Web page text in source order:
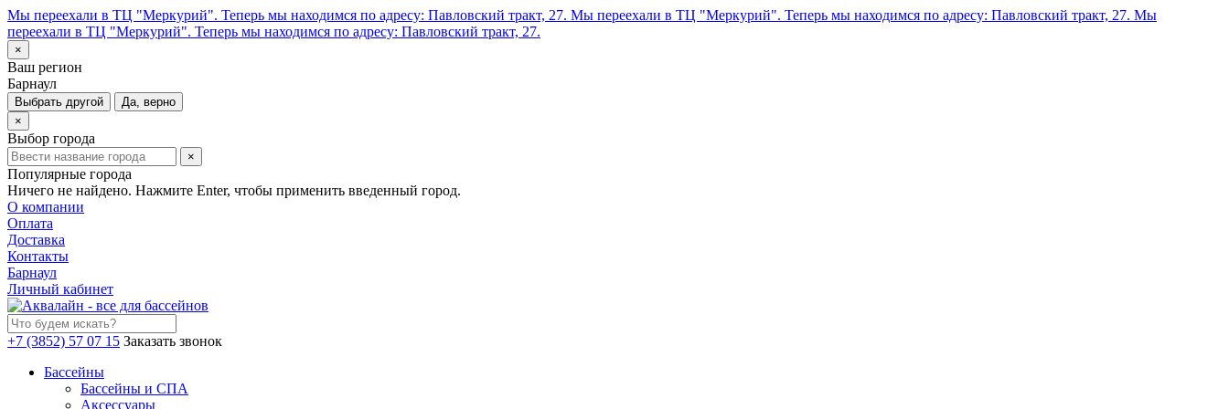
Мы переехали в ТЦ "Меркурий". Теперь мы находимся по адресу: Павловский тракт, 27. Мы переехали в ТЦ "Меркурий". Теперь мы находимся по адресу: Павловский тракт, 27. Мы
переехали в ТЦ "Меркурий". Теперь мы находимся по адресу: Павловский тракт, 27.
×
Ваш регион
Барнаул
Выбрать другой
Да, верно
×
Выбор города
×
Популярные города
Ничего не найдено. Нажмите Enter, чтобы применить введенный город.
О компании
Оплата
Доставка
Контакты
Барнаул
Личный кабинет
+7 (3852) 57 07 15 Заказать звонок
Бассейны
Бассейны и СПА
Аксессуары